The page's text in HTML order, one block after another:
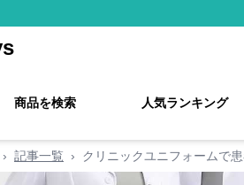
商品を検索 人気ランキング
› 記事一覧 › クリニックユニフォームで